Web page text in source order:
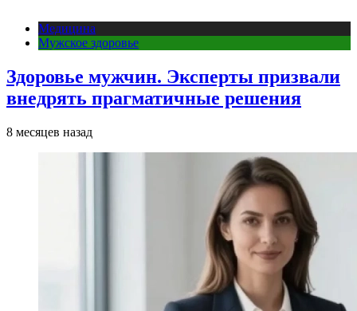
Медицина
Мужское здоровье
Здоровье мужчин. Эксперты призвали
внедрять прагматичные решения
8 месяцев назад